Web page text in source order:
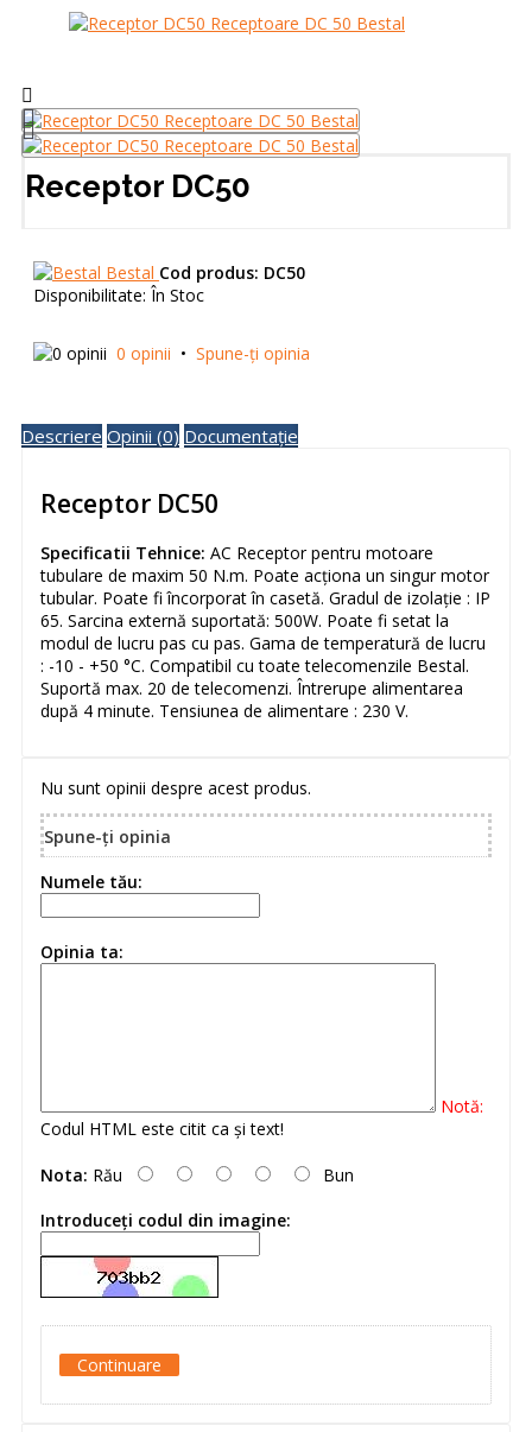
Receptor DC50
Bestal Cod produs: DC50
Disponibilitate: În Stoc
0 opinii • Spune-ţi opinia
Descriere Opinii (0) Documentație
Receptor DC50
Specificatii Tehnice: AC Receptor pentru motoare
tubulare de maxim 50 N.m. Poate acționa un singur motor
tubular. Poate fi încorporat în casetă. Gradul de izolație : IP
65. Sarcina externă suportată: 500W. Poate fi setat la
modul de lucru pas cu pas. Gama de temperatură de lucru
: -10 - +50 °C. Compatibil cu toate telecomenzile Bestal.
Suportă max. 20 de telecomenzi. Întrerupe alimentarea
după 4 minute. Tensiunea de alimentare : 230 V.
Nu sunt opinii despre acest produs.
Spune-ţi opinia
Numele tău:
Opinia ta:
Notă:
Codul HTML este citit ca şi text!
Nota: Rău
Bun
Introduceţi codul din imagine:
Continuare